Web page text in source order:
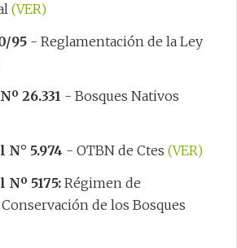
(VER)
95 - Reglamentación de la Ley
26.331 - Bosques Nativos
5.974 - OTBN de Ctes (VER)
5175:Régimen de
de los Bosques